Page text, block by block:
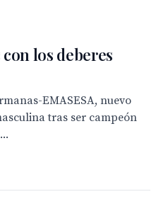
los deberes
EMASESA, nuevo
tras ser campeón